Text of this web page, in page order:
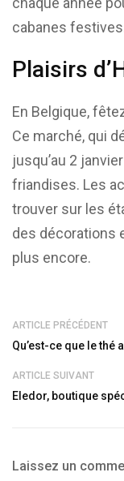
cabanes
Plaisirs
En Belgique,
Ce marché, qui
jusqu’au 2
friandises. Les
trouver sur les
des décorations
plus encore.
ARTICLE PRÉCÉDENT
Qu’est-ce que le thé
ARTICLE SUIVANT
Eledor, boutique
Laissez un